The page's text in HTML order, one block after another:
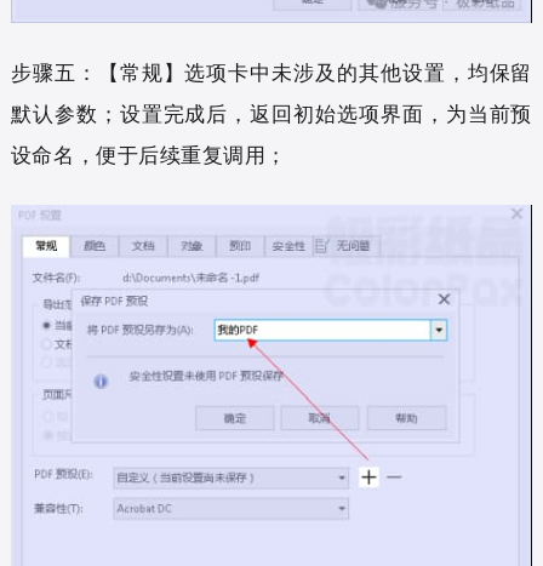
步骤五：【常规】选项卡中未涉及的其他设置，均保留
默认参数；设置完成后，返回初始选项界面，为当前预
设命名，便于后续重复调用；